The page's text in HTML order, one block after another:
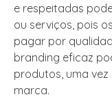
e respeitadas
ou serviços, pois
pagar por
branding eficaz
produtos, uma
marca.